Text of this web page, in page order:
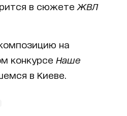
в сюжете ЖВЛ
на
конкурсе Наше
в Киеве.